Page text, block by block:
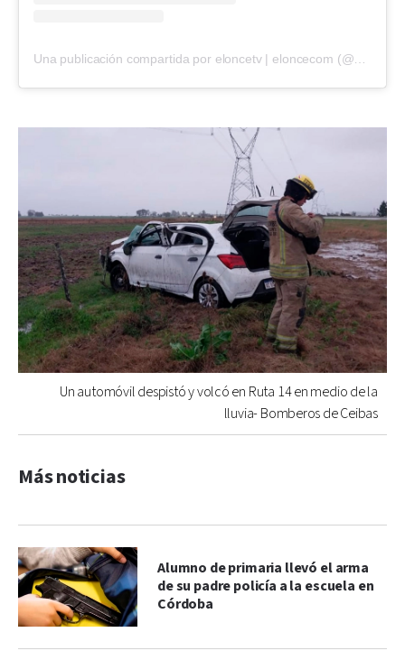
Un automóvil despistó y volcó en Ruta 14 en medio de la
lluvia- Bomberos de Ceibas
Más noticias
Alumno de primaria llevó el arma
de su padre policía a la escuela en
Córdoba